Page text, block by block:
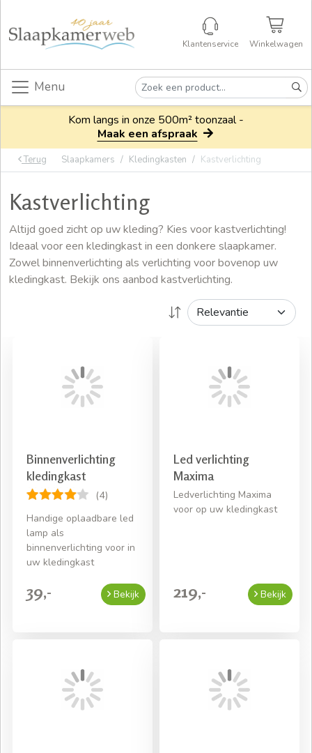
Klantenservice Winkelwagen
Menu
Kom langs in onze 500m² toonzaal -
Maak een afspraak
Terug Slaapkamers Kledingkasten Kastverlichting
Kastverlichting
Altijd goed zicht op uw kleding? Kies voor kastverlichting!
Ideaal voor een kledingkast in een donkere slaapkamer.
Zowel binnenverlichting als verlichting voor bovenop uw
kledingkast. Bekijk ons aanbod kastverlichting.
Binnenverlichting
kledingkast
(4)
Handige oplaadbare led
lamp als
binnenverlichting voor in
uw kledingkast
39,- Bekijk
Led verlichting
Maxima
Ledverlichting Maxima
voor op uw kledingkast
219,- Bekijk